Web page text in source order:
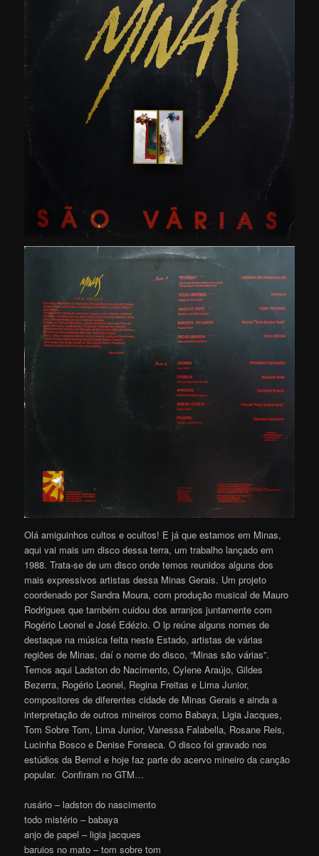
Olá amiguinhos cultos e ocultos! E já que estamos em Minas,
aqui vai mais um disco dessa terra, um trabalho lançado em
1988. Trata-se de um disco onde temos reunidos alguns dos
mais expressivos artistas dessa Minas Gerais. Um projeto
coordenado por Sandra Moura, com produção musical de Mauro
Rodrigues que também cuidou dos arranjos juntamente com
Rogério Leonel e José Edézio. O lp reúne alguns nomes de
destaque na música feita neste Estado, artistas de várias
regiões de Minas, daí o nome do disco, “Minas são várias”.
Temos aqui Ladston do Nacimento, Cylene Araújo, Gildes
Bezerra, Rogério Leonel, Regina Freitas e Lima Junior,
compositores de diferentes cidade de Minas Gerais e ainda a
interpretação de outros mineiros como Babaya, Ligia Jacques,
Tom Sobre Tom, Lima Junior, Vanessa Falabella, Rosane Reis,
Lucinha Bosco e Denise Fonseca. O disco foi gravado nos
estúdios da Bemol e hoje faz parte do acervo mineiro da canção
popular. Confiram no GTM…
rusário – ladston do nascimento
todo mistério – babaya
anjo de papel – ligia jacques
baruios no mato – tom sobre tom